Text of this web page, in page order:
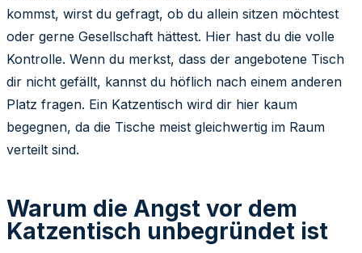
kommst, wirst du gefragt, ob du allein sitzen möchtest
oder gerne Gesellschaft hättest. Hier hast du die volle
Kontrolle. Wenn du merkst, dass der angebotene Tisch
dir nicht gefällt, kannst du höflich nach einem anderen
Platz fragen. Ein Katzentisch wird dir hier kaum
begegnen, da die Tische meist gleichwertig im Raum
verteilt sind.
Warum die Angst vor dem
Katzentisch unbegründet ist